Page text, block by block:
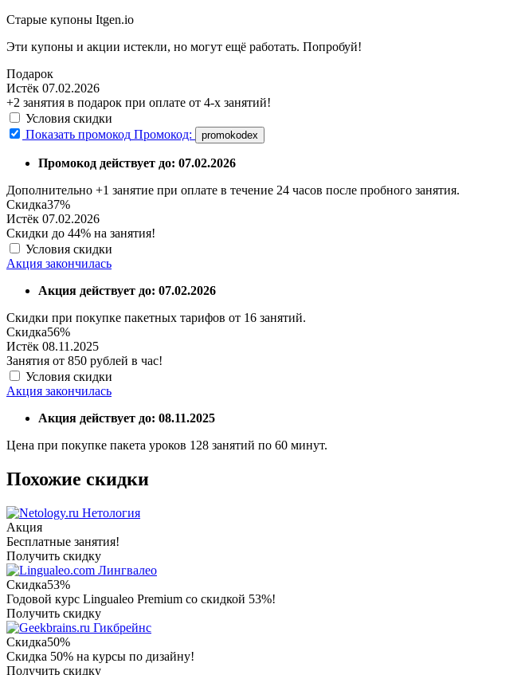
Старые купоны Itgen.io
Эти купоны и акции истекли, но могут ещё работать. Попробуй!
Подарок
Истёк 07.02.2026
+2 занятия в подарок при оплате от 4-х занятий!
Условия скидки
Показать промокод Промокод: promokodex
Промокод действует до: 07.02.2026
Дополнительно +1 занятие при оплате в течение 24 часов после пробного занятия.
Скидка37%
Истёк 07.02.2026
Скидки до 44% на занятия!
Условия скидки
Акция закончилась
Акция действует до: 07.02.2026
Скидки при покупке пакетных тарифов от 16 занятий.
Скидка56%
Истёк 08.11.2025
Занятия от 850 рублей в час!
Условия скидки
Акция закончилась
Акция действует до: 08.11.2025
Цена при покупке пакета уроков 128 занятий по 60 минут.
Похожие скидки
Нетология
Акция
Бесплатные занятия!
Получить скидку
Лингвалео
Скидка53%
Годовой курс Lingualeo Premium со скидкой 53%!
Получить скидку
Гикбрейнс
Скидка50%
Скидка 50% на курсы по дизайну!
Получить скидку